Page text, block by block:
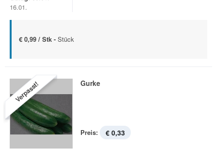
16.01.
€ 0,99 / Stk - Stück
Verpasst! Gurke
Preis: € 0,33